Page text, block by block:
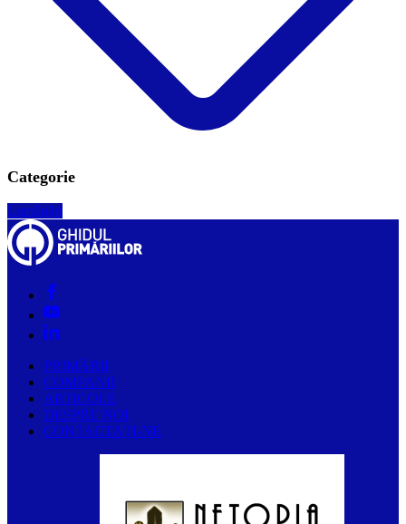
Categorie
Lumânări
PRIMĂRII
COMPANII
ARTICOLE
DESPRE NOI
CONTACTAȚI-NE